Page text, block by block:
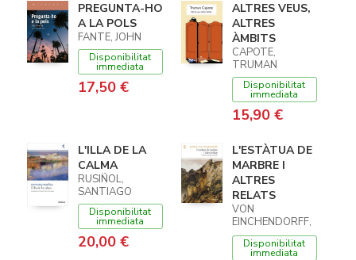
PREGUNTA-HO
A LA POLS
FANTE, JOHN
Disponibilitat
immediata
17,50 €
ALTRES VEUS,
ALTRES
ÀMBITS
CAPOTE,
TRUMAN
Disponibilitat
immediata
15,90 €
L'ILLA DE LA
CALMA
RUSIÑOL,
SANTIAGO
Disponibilitat
immediata
20,00 €
L'ESTÀTUA DE
MARBRE I
ALTRES
RELATS
VON
EINCHENDORFF,
JOSEPH
Disponibilitat
immediata